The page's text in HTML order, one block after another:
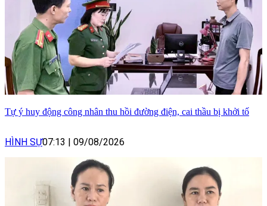
Tự ý huy động công nhân thu hồi đường điện, cai thầu bị khởi tố
HÌNH SỰ07:13 | 09/08/2026